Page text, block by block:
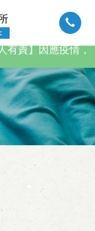
有責】因應疫情，